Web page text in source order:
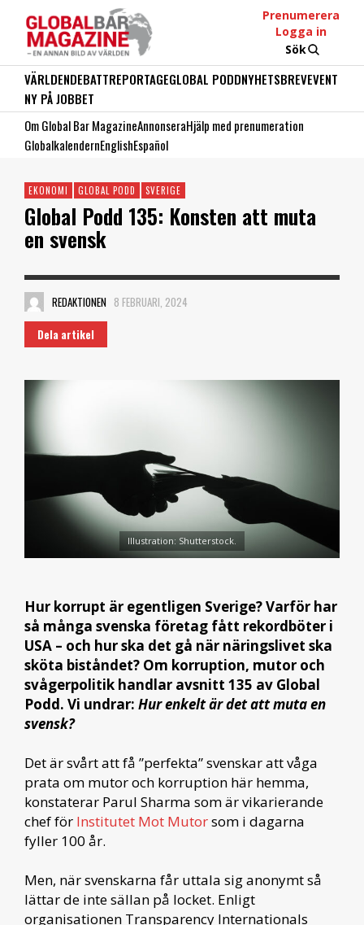
Prenumerera
Logga in
Sök
VÄRLDENDEBATTREPORTAGEGLOBAL PODDNYHETSBREVEVENT
NY PÅ JOBBET
Om Global Bar MagazineAnnonseraHjälp med prenumeration
GlobalkalendernEnglishEspañol
EKONOMI GLOBAL PODD SVERIGE
Global Podd 135: Konsten att muta
en svensk
REDAKTIONEN 8 FEBRUARI, 2024
Dela artikel
Illustration: Shutterstock.
Hur korrupt är egentligen Sverige? Varför har
så många svenska företag fått rekordböter i
USA – och hur ska det gå när näringslivet ska
sköta biståndet? Om korruption, mutor och
svågerpolitik handlar avsnitt 135 av Global
Podd. Vi undrar: Hur enkelt är det att muta en
svensk?
Det är svårt att få ”perfekta” svenskar att våga
prata om mutor och korruption här hemma,
konstaterar Parul Sharma som är vikarierande
chef för Institutet Mot Mutorsom i dagarna
fyller 100 år.
Men, när svenskarna får uttala sig anonymt så
lättar de inte sällan på locket. Enligt
organisationen Transparency Internationals